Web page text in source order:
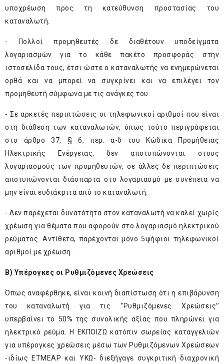
υποχρέωση προς τη κατεύθυνση προστασίας του
καταναλωτή.
- Πολλοί προμηθευτές δε διαθέτουν υποδείγματα
λογαριασμών για το κάθε πακέτο προσφοράς στην
ιστοσελίδα τους, έτσι ώστε ο καταναλωτής να ενημερώνεται
ορθά και να μπορεί να συγκρίνει και να επιλέγει τον
προμηθευτή σύμφωνα με τις ανάγκες του.
- Σε αρκετές περιπτώσεις οι τηλεφωνικοί αριθμοί που είναι
στη διάθεση των καταναλωτών, όπως τούτο περιγράφεται
στο άρθρο 37, § 6, περ. α-δ του Κώδικα Προμήθειας
Ηλεκτρικής Ενέργειας, δεν αποτυπώνονται στους
λογαριασμούς των προμηθευτών, σε άλλες δε περιπτώσεις
αποτυπώνονται διάσπαρτα στο λογαριασμό με συνέπεια να
μην είναι ευδιάκριτα από το καταναλωτή.
- Δεν παρέχεται δυνατότητα στον καταναλωτή να καλεί χωρίς
χρέωση για θέματα που αφορούν στο λογαριασμό ηλεκτρικού
ρεύματος. Αντίθετα, παρέχονται μόνο 5ψήφιοι τηλεφωνικοί
αριθμοί με χρέωση .
Β) Υπέρογκες οι Ρυθμιζόμενες Χρεώσεις
Όπως αναφέρθηκε, είναι κοινή διαπίστωση ότι η επιβάρυνση
του καταναλωτή για τις ‘’Ρυθμιζόμενες Χρεώσεις’’
υπερβαίνει το 50% της συνολικής αξίας που πληρώνει για
ηλεκτρικό ρεύμα. Η ΕΚΠΟΙΖΩ κατόπιν σωρείας καταγγελιών
για υπέρογκες χρεώσεις μέσω των Ρυθμιζόμενων Χρεώσεων
-ιδίως ΕΤΜΕΑΡ και ΥΚΩ- διεξήγαγε συγκριτική διαχρονική